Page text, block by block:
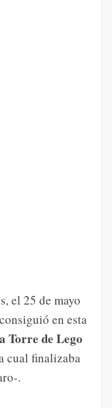
el 25 de mayo
en esta
Torre de Lego
cual finalizaba
.